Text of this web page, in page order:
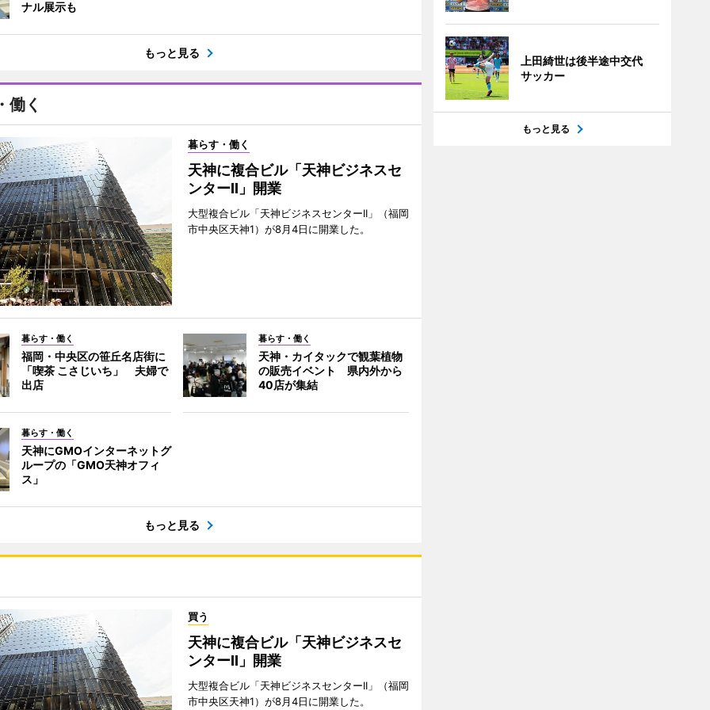
ナル展示も
もっと見る
働く
暮らす・働く
天神に複合ビル「天神ビジネスセ
ンターII」開業
大型複合ビル「天神ビジネスセンターII」（福岡
市中央区天神1）が8月4日に開業した。
暮らす・働く
福岡・中央区の笹丘名店街に
「喫茶 こさじいち」 夫婦で
出店
暮らす・働く
天神・カイタックで観葉植物
の販売イベント 県内外から
40店が集結
暮らす・働く
天神にGMOインターネットグ
ループの「GMO天神オフィ
ス」
もっと見る
買う
天神に複合ビル「天神ビジネスセ
ンターII」開業
大型複合ビル「天神ビジネスセンターII」（福岡
市中央区天神1）が8月4日に開業した。
上田綺世は後半途中交代
サッカー
もっと見る